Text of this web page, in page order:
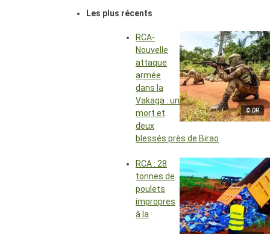
Les plus récents
© DR
RCA-
Nouvelle
attaque
armée
dans la
Vakaga : un
mort et
deux
blessés près de Birao
RCA : 28
tonnes de
poulets
impropres
à la